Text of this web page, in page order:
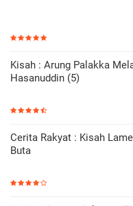
Kisah : Arung Palakka
Hasanuddin (5)
Cerita Rakyat : Kisah
Buta